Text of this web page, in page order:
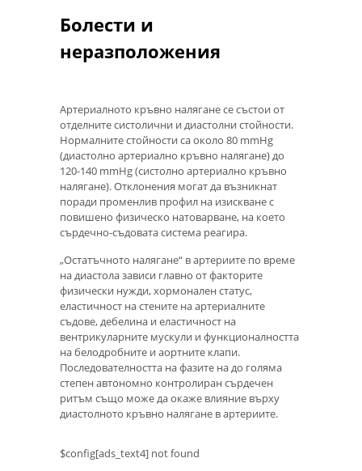
Болести и
неразположения
Артериалното кръвно налягане се състои от
отделните систолични и диастолни стойности.
Нормалните стойности са около 80 mmHg
(диастолно артериално кръвно налягане) до
120-140 mmHg (систолно артериално кръвно
налягане). Отклонения могат да възникнат
поради променлив профил на изискване с
повишено физическо натоварване, на което
сърдечно-съдовата система реагира.
„Остатъчното налягане“ в артериите по време
на диастола зависи главно от факторите
физически нужди, хормонален статус,
еластичност на стените на артериалните
съдове, дебелина и еластичност на
вентрикуларните мускули и функционалността
на белодробните и аортните клапи.
Последователността на фазите на до голяма
степен автономно контролиран сърдечен
ритъм също може да окаже влияние върху
диастолното кръвно налягане в артериите.
$config[ads_text4] not found